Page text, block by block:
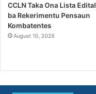
CCLN Taka Ona Lista Edital
ba Rekerimentu Pensaun
Kombatentes
August 10, 2026